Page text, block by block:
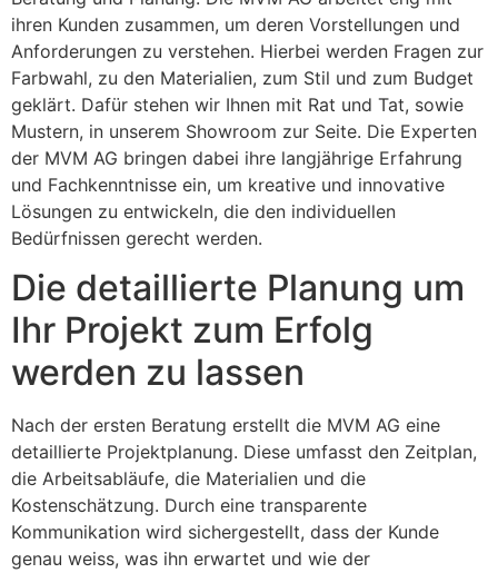
ihren Kunden zusammen, um deren Vorstellungen und
Anforderungen zu verstehen. Hierbei werden Fragen zur
Farbwahl, zu den Materialien, zum Stil und zum Budget
geklärt. Dafür stehen wir Ihnen mit Rat und Tat, sowie
Mustern, in unserem Showroom zur Seite. Die Experten
der MVM AG bringen dabei ihre langjährige Erfahrung
und Fachkenntnisse ein, um kreative und innovative
Lösungen zu entwickeln, die den individuellen
Bedürfnissen gerecht werden.
Die detaillierte Planung um
Ihr Projekt zum Erfolg
werden zu lassen
Nach der ersten Beratung erstellt die MVM AG eine
detaillierte Projektplanung. Diese umfasst den Zeitplan,
die Arbeitsabläufe, die Materialien und die
Kostenschätzung. Durch eine transparente
Kommunikation wird sichergestellt, dass der Kunde
genau weiss, was ihn erwartet und wie der